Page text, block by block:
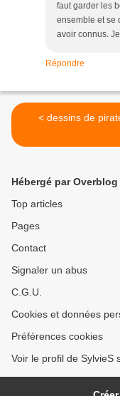
faut garder les
ensemble et se
avoir connus.
Répondre
< dessins de
Hébergé par Overblog
Top articles
Pages
Contact
Signaler un abus
C.G.U.
Cookies et données
Préférences cookies
Voir le profil de SylvieS